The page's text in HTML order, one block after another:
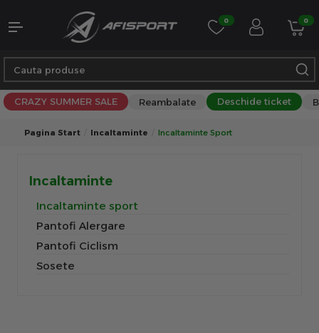
0 0
CRAZY SUMMER SALE Reambalate Deschide ticket
Pagina Start Incaltaminte Incaltaminte Sport
Incaltaminte
Incaltaminte sport
Pantofi Alergare
Pantofi Ciclism
Sosete